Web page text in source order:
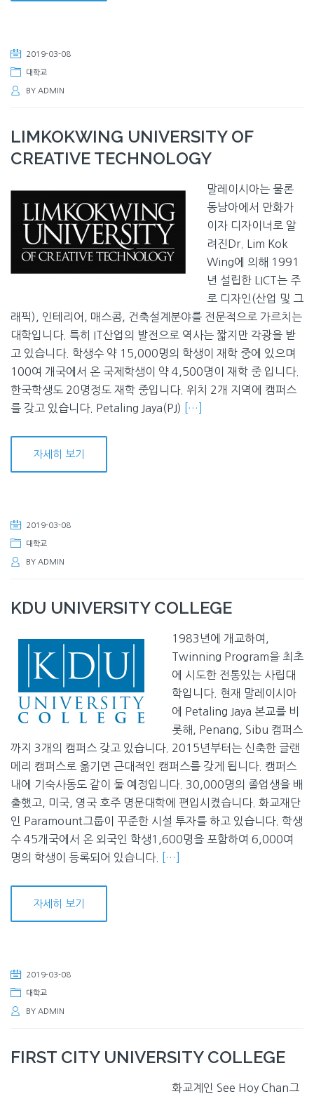
2019-03-08
대학교
BY ADMIN
LIMKOKWING UNIVERSITY OF
CREATIVE TECHNOLOGY
말레이시아는 물론
동남아에서 만화가
이자 디자이너로 알
려진Dr. Lim Kok
Wing에 의해 1991
년 설립한 LICT는 주
로 디자인(산업 및 그
래픽), 인테리어, 매스콤, 건축설계분야를 전문적으로 가르치는
대학입니다. 특히 IT산업의 발전으로 역사는 짧지만 각광을 받
고 있습니다. 학생수 약 15,000명의 학생이 재학 중에 있으며
100여 개국에서 온 국제학생이 약 4,500명이 재학 중 입니다.
한국학생도 20명정도 재학 중입니다. 위치 2개 지역에 캠퍼스
를 갖고 있습니다. Petaling Jaya(PJ)
[…]
자세히 보기
2019-03-08
대학교
BY ADMIN
KDU UNIVERSITY COLLEGE
1983년에 개교하여,
Twinning Program을 최초
에 시도한 전통있는 사립대
학입니다. 현재 말레이시아
에 Petaling Jaya 본교를 비
롯해, Penang, Sibu 캠퍼스
까지 3개의 캠퍼스 갖고 있습니다. 2015년부터는 신축한 글랜
메리 캠퍼스로 옮기면 근대적인 캠퍼스를 갖게 됩니다. 캠퍼스
내에 기숙사동도 같이 둘 예정입니다. 30,000명의 졸업생을 배
출했고, 미국, 영국 호주 명문대학에 편입시켰습니다. 화교재단
인 Paramount그룹이 꾸준한 시설 투자를 하고 있습니다. 학생
수 45개국에서 온 외국인 학생1,600명을 포함하여 6,000여
명의 학생이 등록되어 있습니다.
[…]
자세히 보기
2019-03-08
대학교
BY ADMIN
FIRST CITY UNIVERSITY COLLEGE
화교계인 See Hoy Chan그